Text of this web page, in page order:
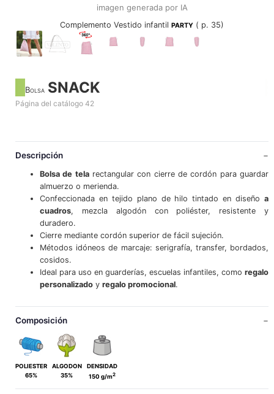
imagen generada por IA
Complemento Vestido infantil PARTY ( p. 35)
Bolsa SNACK
Página del catálogo 42
Descripción
Bolsa de telarectangular con cierre de cordón para guardar
almuerzo o merienda.
Confeccionada en tejido plano de hilo tintado en diseñoa
cuadros, mezcla algodón con poliéster, resistente y
duradero.
Cierre mediante cordón superior de fácil sujeción.
Métodos idóneos de marcaje: serigrafía, transfer, bordados,
cosidos.
Ideal para uso en guarderías, escuelas infantiles, comoregalo
personalizadoy regalo promocional.
Composición
POLIESTER
65%
ALGODON
35%
DENSIDAD
150 g/m2